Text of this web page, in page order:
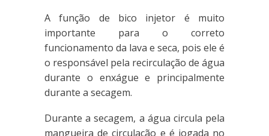
A função de bico injetor é muito
importante para o correto
funcionamento da lava e seca, pois ele é
o responsável pela recirculação de água
durante o enxágue e principalmente
durante a secagem.
Durante a secagem, a água circula pela
mangueira de circulação e é jogada no